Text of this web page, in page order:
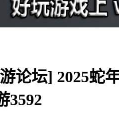
论坛] 2025蛇
3592